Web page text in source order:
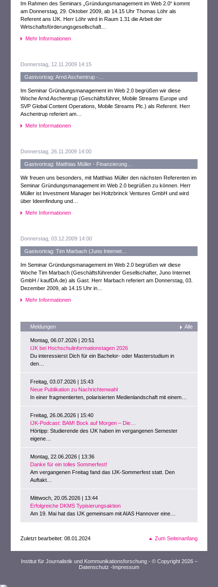
Im Rahmen des Seminars „Gründungsmanagement im Web 2.0“ kommt
am Donnerstag, 29. Oktober 2009, ab 14.15 Uhr Thomas Löhr als
Referent ans IJK. Herr Löhr wird in Raum 1.31 die Arbeit der
Wirtschaftsförderungsgesellschaft…
Mehr Informationen
Donnerstag, 12.11.2009 14:15
Gastvortrag: Arnd Aschentrup -…
Im Seminar Gründungsmanagement im Web 2.0 begrüßen wir diese
Woche Arnd Aschentrup (Geschäftsführer, Mobile Streams Europe und
SVP Global Content Operations, Mobile Streams Plc.) als Referent. Herr
Aschentrup referiert am…
Mehr Informationen
Donnerstag, 26.11.2009 14:00
Gastvortrag: Matthias Müller - Finanzierung…
Wir freuen uns besonders, mit Matthias Müller den nächsten Referenten im
Seminar Gründungsmanagement im Web 2.0 begrüßen zu können. Herr
Müller ist Investment Manager bei Holtzbrinck Ventures GmbH und wird
über Ideenfindung und…
Mehr Informationen
Donnerstag, 03.12.2009 14:00
Gastvortrag: Tim Marbach (Juno Internet…
Im Seminar Gründungsmanagement im Web 2.0 begrüßen wir diese
Woche Tim Marbach (Geschäftsführender Gesellschafter, Juno Internet
GmbH / kaufDA.de) als Gast. Herr Marbach referiert am Donnerstag, 03.
Dezember 2009, ab 14.15 Uhr in…
Mehr Informationen
Meldungen Alle
Montag, 06.07.2026 | 20:51
IJK bei Hochschulinformationstagen 2026
Du interessierst Dich für ein Bachelor- oder Masterstudium in
den…
Freitag, 03.07.2026 | 15:43
Neue Publikation zu Nachrichtenwahl
In einer fragmentierten, polarisierten Medienlandschaft mit einem…
Freitag, 26.06.2026 | 15:40
IJK-Podcast: BAM! Bock auf Morgen – Die…
Hörtipp: Studierende des IJK haben im vergangenen Semester
eigene…
Montag, 22.06.2026 | 13:36
Danke für ein tolles Sommerfest!
Am vergangenen Freitag fand das IJK-Sommerfest statt. Den
Auftakt…
Mittwoch, 20.05.2026 | 13:44
Erfolgreiche DKMS Typisierungsaktion
Am 19. Mai hat das IJK gemeinsam mit AIAS Hannover eine…
Zuletzt bearbeitet: 08.01.2024 Zum Seitenanfang
Institut für Journalistik und Kommunikationsforschung - © Copyright 2026 –
Datenschutz -Impressum